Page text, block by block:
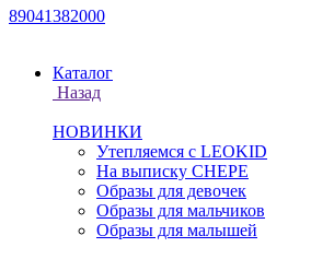
89041382000
Каталог
Назад
НОВИНКИ
Утепляемся с LEOKID
На выписку CHEPE
Образы для девочек
Образы для мальчиков
Образы для малышей